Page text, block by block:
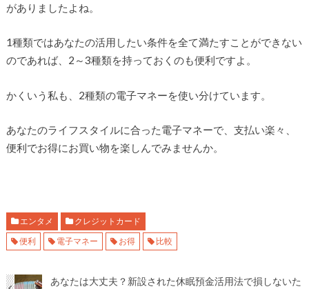
がありましたよね。
1種類ではあなたの活用したい条件を全て満たすことができない
のであれば、2～3種類を持っておくのも便利ですよ。
かくいう私も、2種類の電子マネーを使い分けています。
あなたのライフスタイルに合った電子マネーで、支払い楽々、
便利でお得にお買い物を楽しんでみませんか。
エンタメ
クレジットカード
便利
電子マネー お得 比較
あなたは大丈夫？新設された休眠預金活用法で損しないた